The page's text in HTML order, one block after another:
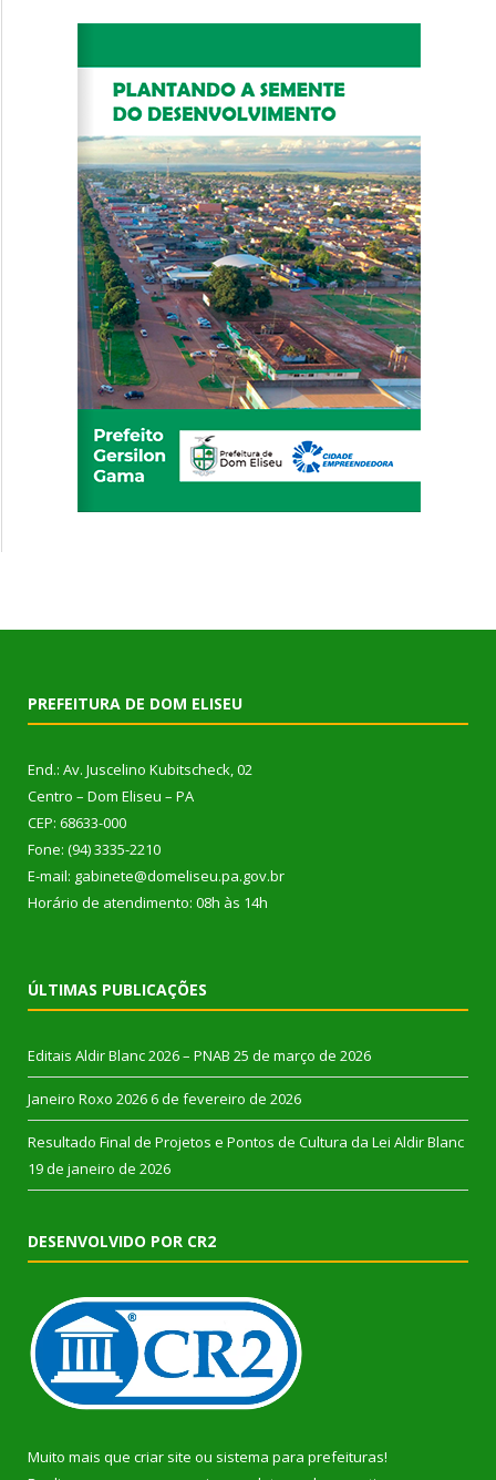
PREFEITURA DE DOM ELISEU
End.: Av. Juscelino Kubitscheck, 02
Centro – Dom Eliseu – PA
CEP: 68633-000
Fone: (94) 3335-2210
E-mail: gabinete@domeliseu.pa.gov.br
Horário de atendimento: 08h às 14h
ÚLTIMAS PUBLICAÇÕES
Editais Aldir Blanc 2026 – PNAB 25 de março de 2026
Janeiro Roxo 2026 6 de fevereiro de 2026
Resultado Final de Projetos e Pontos de Cultura da Lei Aldir Blanc
19 de janeiro de 2026
DESENVOLVIDO POR CR2
Muito mais que criar site ou sistema para prefeituras!